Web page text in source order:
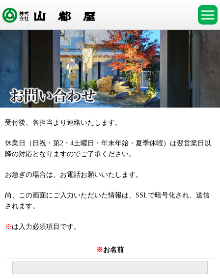
受付後、各担当より連絡いたします。
休業日（日祝・第2・4土曜日・年末年始・夏季休暇）は翌営業日以
降の対応となりますのでご了承ください。
お急ぎの場合は、お電話お願いいたします。
尚、この画面にご入力いただいた情報は、SSLで暗号化され、送信
されます。
※ は入力必須項目です。
※お名前